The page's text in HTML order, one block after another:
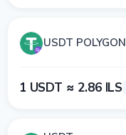
USDT POLYGON
1 USDT ≈ 2.86 ILS